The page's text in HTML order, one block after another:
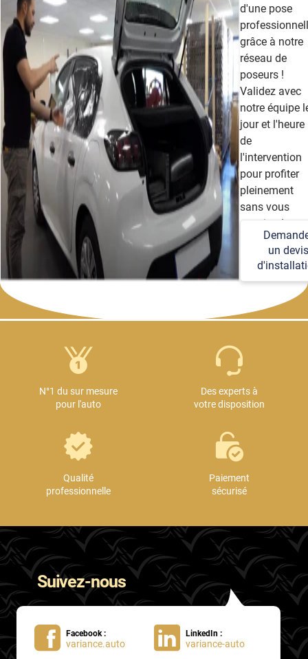
d'une pose
grâce à notre
réseau de
poseurs !
Validez avec
notre équipe
jour et l'heure
de
l'intervention
pour profiter
pleinement
sans vous
soucier des
détails
techniques et
logistiques.
un devis
N°1 du sur mesure
pour l'auto
Des experts à
votre disposition
Qualité
professionnelle
Paiement
sécurisé
Suivez-nous
Facebook :
variance.auto
LinkedIn :
variance-auto